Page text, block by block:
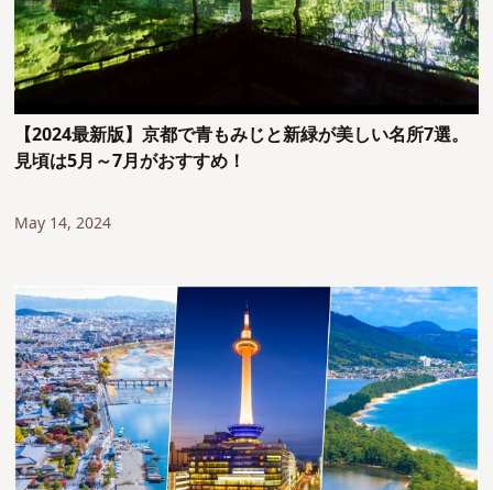
【2024最新版】京都で青もみじと新緑が美しい名所7選。
見頃は5月～7月がおすすめ！
May 14, 2024